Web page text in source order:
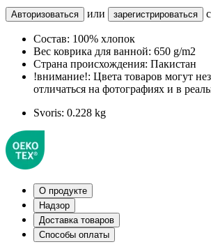
Авторизоваться или зарегистрироваться
Состав: 100% хлопок
Вес коврика для ванной: 650 g/m2
Страна происхождения: Пакистан
!внимание!: Цвета товаров могут
отличаться на фотографиях и в
Svoris: 0.228 kg
О продукте
Надзор
Доставка товаров
Способы оплаты